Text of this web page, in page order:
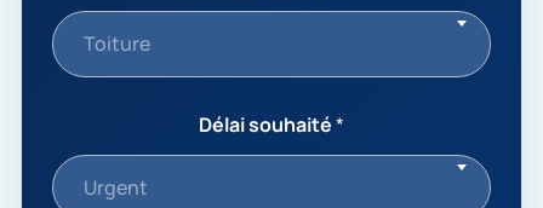
Toiture
Délai souhaité*
Urgent